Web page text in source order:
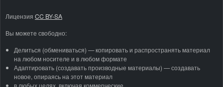
Лицензия CC BY-SA
Вы можете свободно:
Делиться (обмениваться) — копировать и распространять материал
на любом носителе и в любом формате
Адаптировать (создавать производные материалы) — создавать
новое, опираясь на этот материал